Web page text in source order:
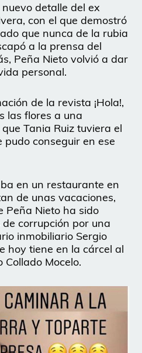
detalle del ex
con el que demostró
que nunca de la rubia
a la prensa del
Peña Nieto volvió a dar
personal.
de la revista ¡Hola!,
las flores a una
Tania Ruiz tuviera el
conseguir en ese
en un restaurante en
de unas vacaciones,
Peña Nieto ha sido
corrupción por una
inmobiliario Sergio
hoy tiene en la cárcel al
Mocelo.